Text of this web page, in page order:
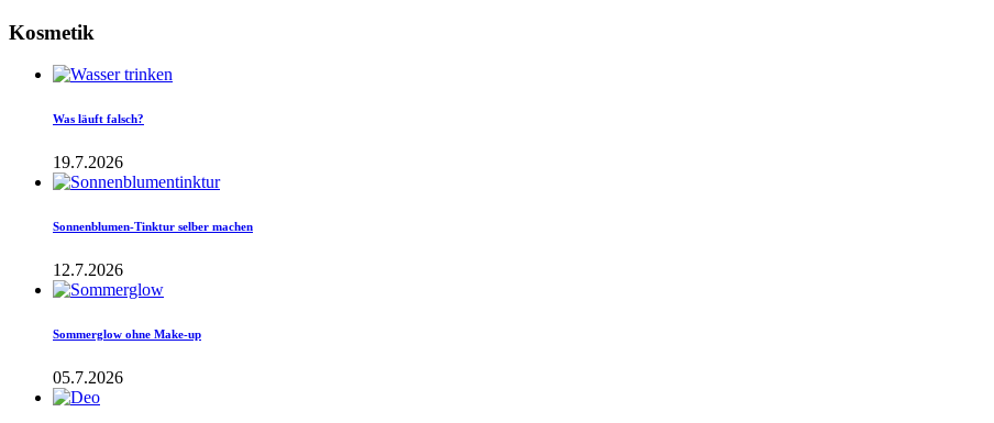
Kosmetik
Was läuft falsch?
19.7.2026
Sonnenblumen-Tinktur selber machen
12.7.2026
Sommerglow ohne Make-up
05.7.2026